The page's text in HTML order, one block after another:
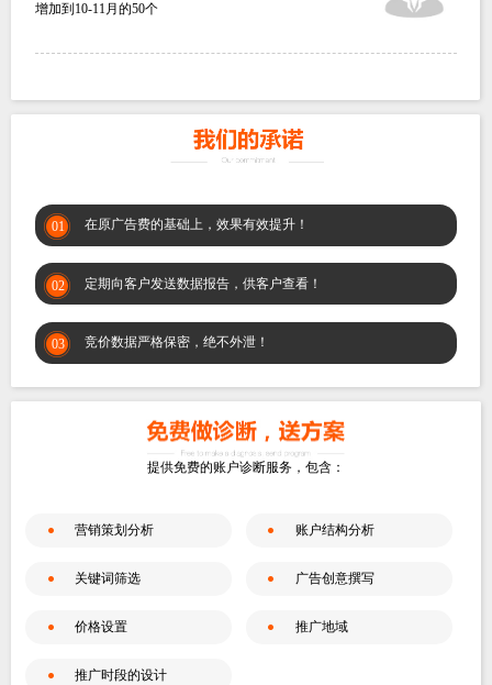
增加到10-11月的50个
01 在原广告费的基础上，效果有效提升！
02 定期向客户发送数据报告，供客户查看！
03 竞价数据严格保密，绝不外泄！
提供免费的账户诊断服务，包含：
营销策划分析 账户结构分析
关键词筛选 广告创意撰写
价格设置 推广地域
推广时段的设计